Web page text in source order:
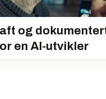
og
en AI-utvikler